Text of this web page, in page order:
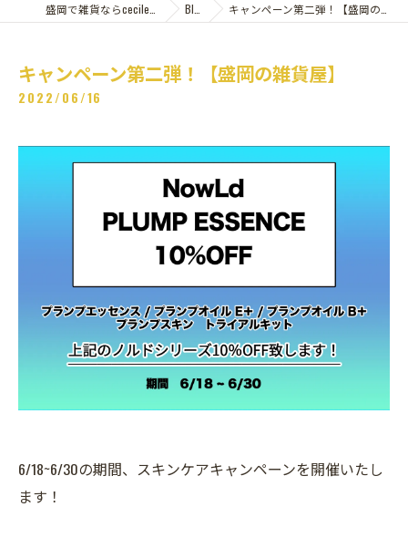
Blog キャンペーン第二弾！【盛岡の雑貨屋】
キャンペーン第二弾！【盛岡の雑貨屋】
2022/06/16
6/18~6/30の期間、スキンケアキャンペーンを開催いたし
ます！